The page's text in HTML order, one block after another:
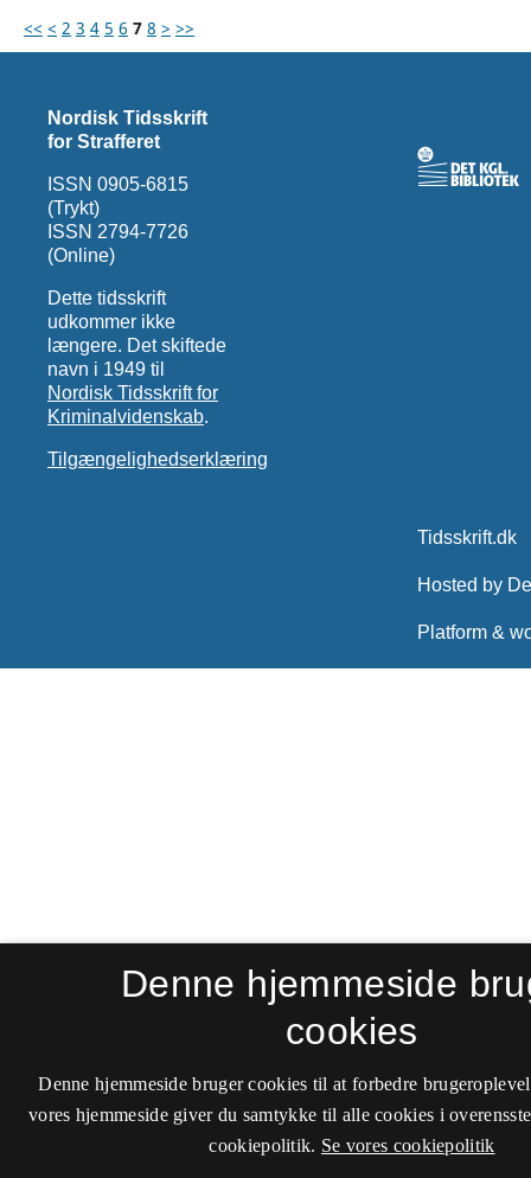
<< < 2 3 4 5 6 7 8 > >>
Nordisk Tidsskrift
for Strafferet
ISSN 0905-6815
(Trykt)
ISSN 2794-7726
(Online)
Dette tidsskrift
udkommer ikke
længere. Det skiftede
navn i 1949 til
Nordisk Tidsskrift for
Kriminalvidenskab.
Tilgængelighedserklæring
Denne hjemmeside
cookies
Denne hjemmeside bruger cookies til at forbedre
vores hjemmeside giver du samtykke til alle cookies i
cookiepolitik. Se vores cookiepolitik